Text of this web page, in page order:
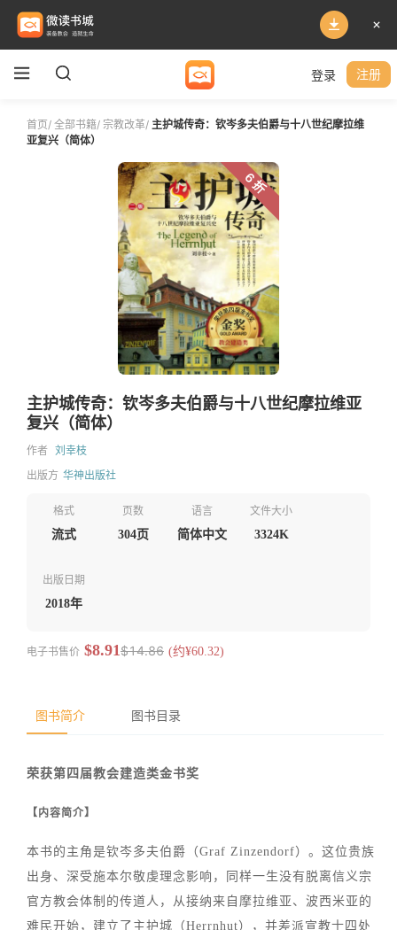
登录 注册
首页/ 全部书籍/ 宗教改革/ 主护城传奇：钦岑多夫伯爵与十八世纪摩拉维
亚复兴（简体）
6 折
主护城传奇：钦岑多夫伯爵与十八世纪摩拉维亚
复兴（简体）
作者 刘幸枝
出版方 华神出版社
格式
流式
页数
304页
语言
简体中文
文件大小
3324K
出版日期
2018年
电子书售价 $8.91$14.86 (约¥60.32)
图书简介 图书目录
荣获第四届教会建造类金书奖
【内容简介】
本书的主角是钦岑多夫伯爵（Graf Zinzendorf）。这位贵族
出身、深受施本尔敬虔理念影响，同样一生没有脱离信义宗
官方教会体制的传道人，从接纳来自摩拉维亚、波西米亚的
难民开始，建立了主护城（Herrnhut），并差派宣教士四处